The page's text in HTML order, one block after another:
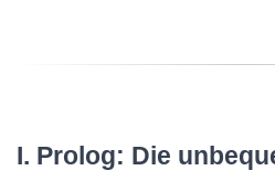
I. Prolog: Die